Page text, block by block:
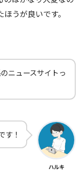
うが良いです。
ニュースサイトっ
す！
ハルキ